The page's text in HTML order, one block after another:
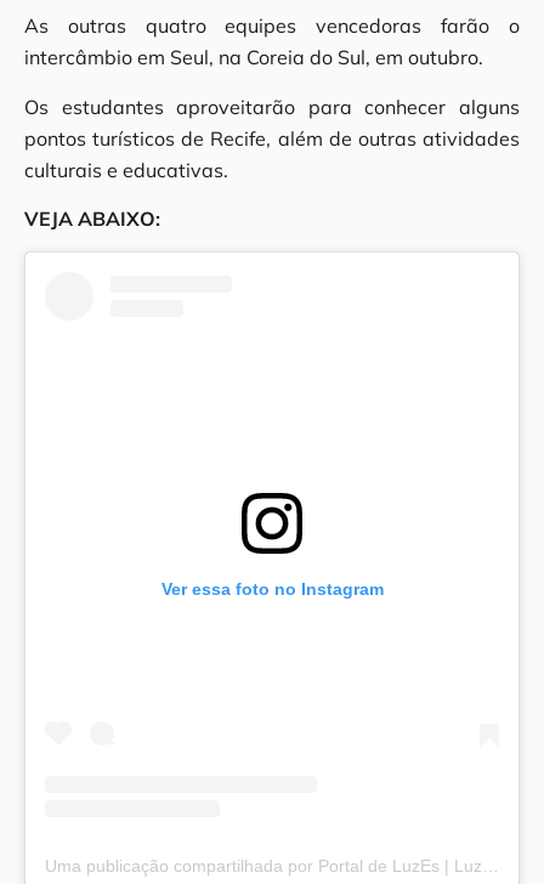
As outras quatro equipes vencedoras farão o
intercâmbio em Seul, na Coreia do Sul, em outubro.
Os estudantes aproveitarão para conhecer alguns
pontos turísticos de Recife, além de outras atividades
culturais e educativas.
VEJA ABAIXO:
Ver essa foto no Instagram